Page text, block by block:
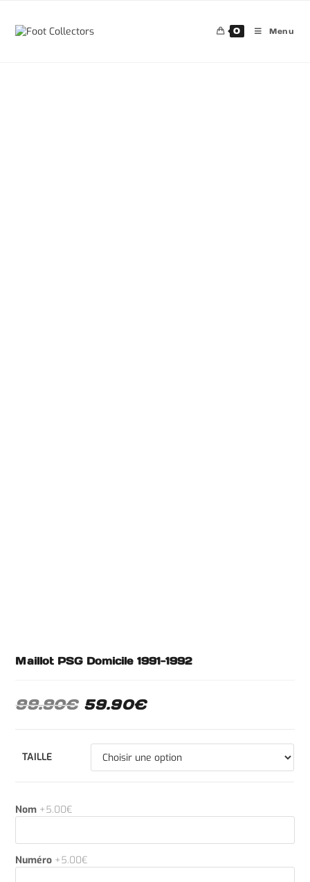
0 Menu
Maillot PSG Domicile 1991-1992
99.90€ 59.90€
TAILLE
Nom +5.00€
Numéro +5.00€